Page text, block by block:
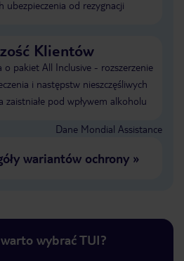
ubezpieczenia od rezygnacji
Klientów
o pakiet All Inclusive - rozszerzenie
i następstw nieszczęśliwych
pod wpływem alkoholu
Dane Mondial Assistance
wariantów ochrony»
wybrać TUI?